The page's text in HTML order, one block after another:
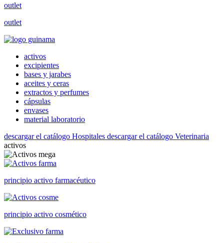
outlet
outlet
activos
excipientes
bases y jarabes
aceites y ceras
extractos y perfumes
cápsulas
envases
material laboratorio
descargar el catálogo Hospitales descargar el catálogo Veterinaria
activos
principio activo farmacéutico
principio activo cosmético